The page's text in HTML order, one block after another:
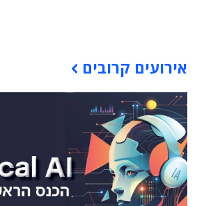
אירועים קרובים